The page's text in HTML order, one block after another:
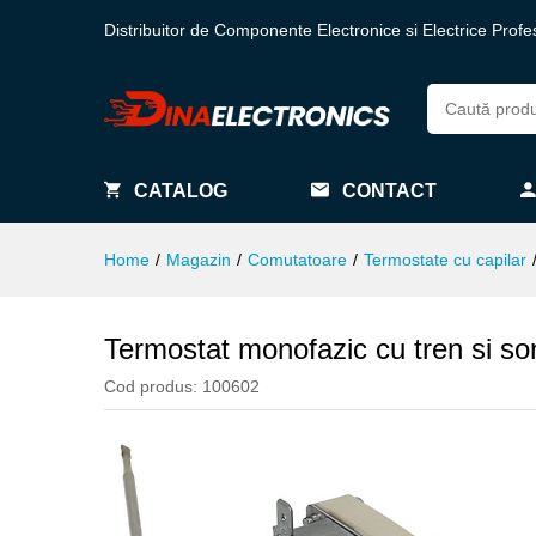
Distribuitor de Componente Electronice si Electrice
CATALOG CONTACT
Home / Magazin / Comutatoare / Termostate cu capilar /
Termostat monofazic cu tren si
Cod produs: 100602